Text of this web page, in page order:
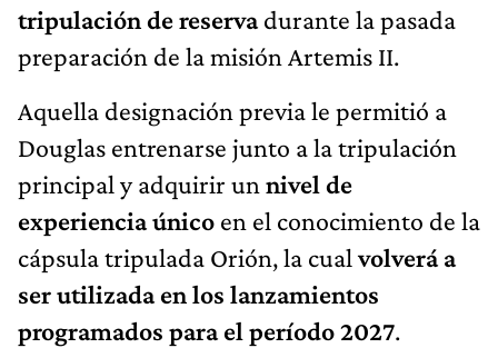
tripulación de reservadurante la pasada
preparación de la misión Artemis II.
Aquella designación previa le permitió a
Douglas entrenarse junto a la tripulación
principal y adquirir un nivel de
experiencia único en el conocimiento de la
cápsula tripulada Orión, la cualvolverá a
ser utilizada en los lanzamientos
programados para el período 2027.